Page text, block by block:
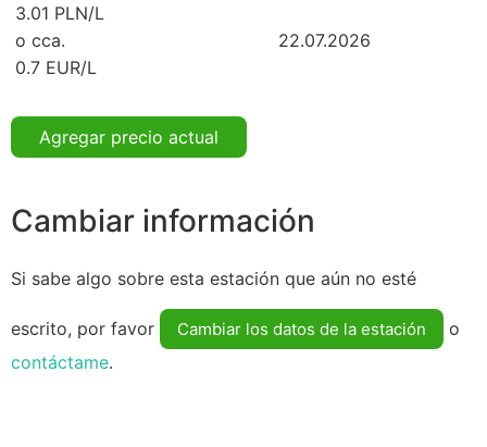
3.01 PLN/L
o cca.
0.7 EUR/L
22.07.2026
Agregar precio actual
Cambiar información
Si sabe algo sobre esta estación que aún no esté
escrito, por favor Cambiar los datos de la estación
o
contáctame.